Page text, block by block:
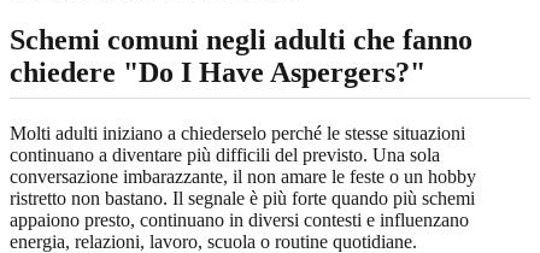
Schemi comuni negli adulti che fanno
chiedere "Do I Have Aspergers?"
Molti adulti iniziano a chiederselo perché le stesse situazioni
continuano a diventare più difficili del previsto. Una sola
conversazione imbarazzante, il non amare le feste o un hobby
ristretto non bastano. Il segnale è più forte quando più schemi
appaiono presto, continuano in diversi contesti e influenzano
energia, relazioni, lavoro, scuola o routine quotidiane.